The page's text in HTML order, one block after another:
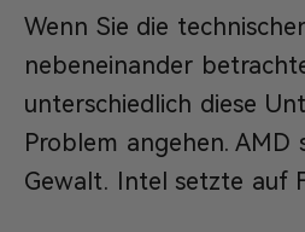
Wenn Sie die
nebeneinander
unterschiedlich diese
Problem angehen. AMD
Gewalt. Intel setzte auf